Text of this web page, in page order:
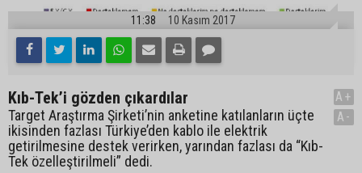
11:38 10 Kasım 2017
Kıb-Tek’i gözden çıkardılar
Target Araştırma Şirketi’nin anketine katılanların üçte
ikisinden fazlası Türkiye’den kablo ile elektrik
getirilmesine destek verirken, yarından fazlası da “Kıb-
Tek özelleştirilmeli” dedi.
A+
A-